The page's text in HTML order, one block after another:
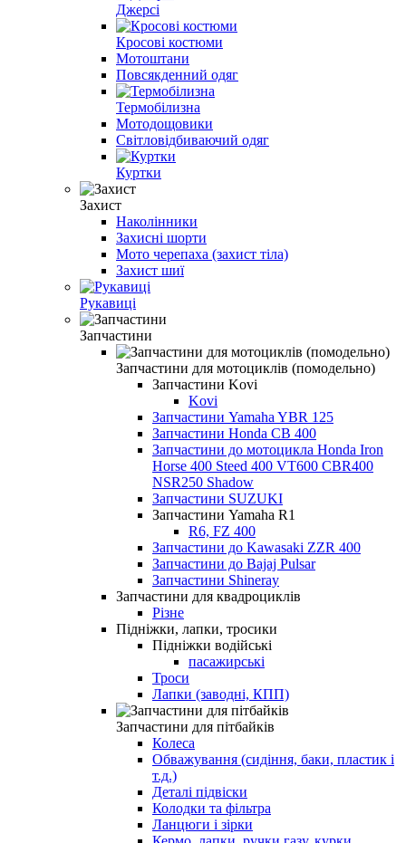
Джерсі
Кросові костюми
Мотоштани
Повсякденний одяг
Термобілизна
Мотодощовики
Світловідбиваючий одяг
Куртки
Захист
Наколінники
Захисні шорти
Мото черепаха (захист тіла)
Захист шиї
Рукавиці
Запчастини
Запчастини для мотоциклів (помодельно)
Запчастини Kovi
Kovi
Запчастини Yamaha YBR 125
Запчастини Honda CB 400
Запчастини до мотоцикла Honda Iron
Horse 400 Steed 400 VT600 CBR400
NSR250 Shadow
Запчастини SUZUKI
Запчастини Yamaha R1
R6, FZ 400
Запчастини до Kawasaki ZZR 400
Запчастини до Bajaj Pulsar
Запчастини Shineray
Запчастини для квадроциклів
Різне
Підніжки, лапки, тросики
Підніжки водійські
пасажирські
Троси
Лапки (заводні, КПП)
Запчастини для пітбайків
Колеса
Обважування (сидіння, баки, пластик і
т.д.)
Деталі підвіски
Колодки та фільтра
Ланцюги і зірки